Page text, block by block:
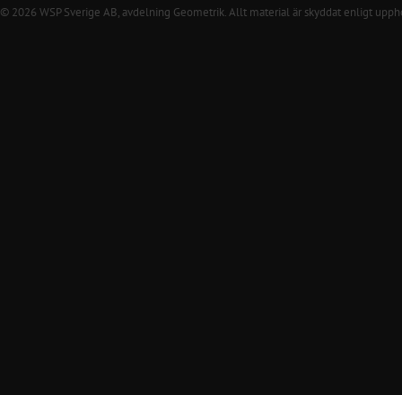
© 2026 WSP Sverige AB, avdelning Geometrik. Allt material är skyddat enligt